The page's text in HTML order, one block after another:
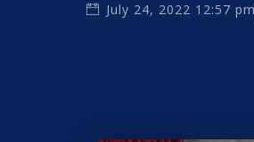
July 24, 2022 12:57